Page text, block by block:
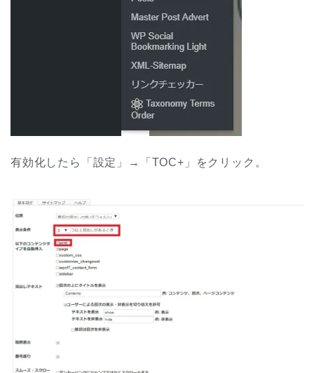
有効化したら「設定」→「TOC+」をクリック。